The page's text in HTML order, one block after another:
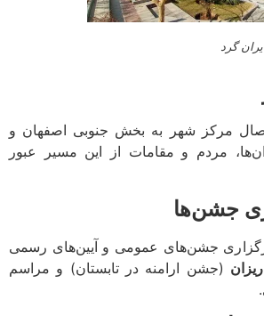
مرکز شهر به بخش جنوبی اصفهان و
مردم و مقامات از این مسیر عبور
جشن‌های عمومی و آیین‌های رسمی
(جشن ارامنه در تابستان) و مراسم